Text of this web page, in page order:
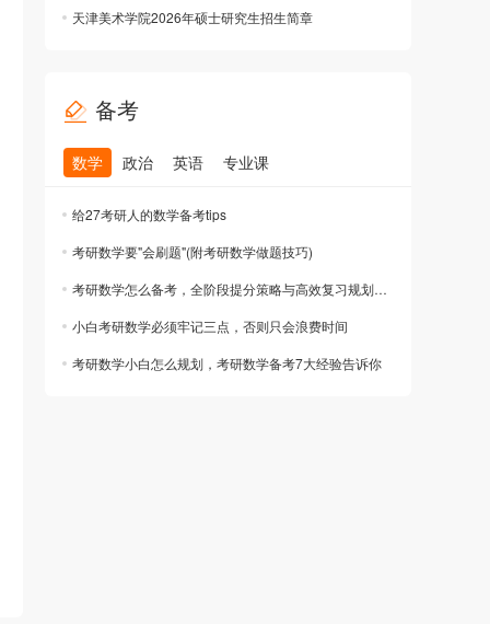
天津美术学院2026年硕士研究生招生简章
备考
数学 政治 英语 专业课
给27考研人的数学备考tips
考研数学要"会刷题"(附考研数学做题技巧)
考研数学怎么备考，全阶段提分策略与高效复习规划指南
小白考研数学必须牢记三点，否则只会浪费时间
考研数学小白怎么规划，考研数学备考7大经验告诉你